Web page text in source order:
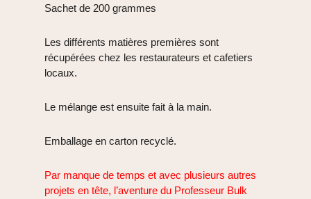
Sachet de 200 grammes
Les différents matières premières sont
récupérées chez les restaurateurs et cafetiers
locaux.
Le mélange est ensuite fait à la main.
Emballage en carton recyclé.
Par manque de temps et avec plusieurs autres
projets en tête, l’aventure du Professeur Bulk